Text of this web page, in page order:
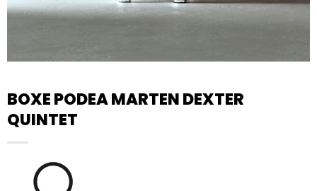
BOXE PODEA MARTEN DEXTER
QUINTET